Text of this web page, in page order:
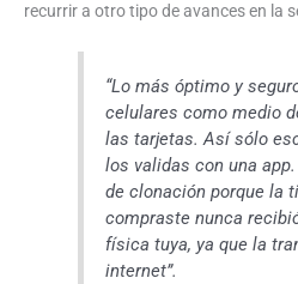
recurrir a otro tipo de avances en la
“Lo más óptimo y
celulares como medio
las tarjetas. Así sólo
los validas con una
de clonación porque la
compraste nunca
física tuya, ya que la
internet”.